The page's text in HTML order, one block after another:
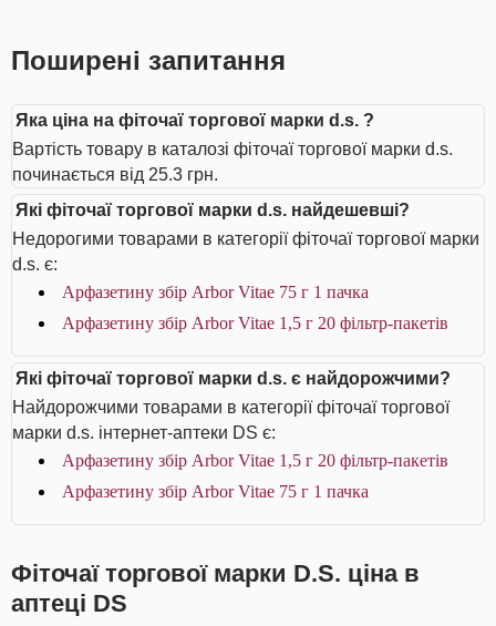
Поширені запитання
Яка ціна на фіточаї торгової марки d.s. ?
Вартість товару в каталозі фіточаї торгової марки d.s.
починається від 25.3 грн.
Які фіточаї торгової марки d.s. найдешевші?
Недорогими товарами в категорії фіточаї торгової марки
d.s. є:
Арфазетину збір Arbor Vitae 75 г 1 пачка
Арфазетину збір Arbor Vitae 1,5 г 20 фільтр-пакетів
Які фіточаї торгової марки d.s. є найдорожчими?
Найдорожчими товарами в категорії фіточаї торгової
марки d.s. інтернет-аптеки DS є:
Арфазетину збір Arbor Vitae 1,5 г 20 фільтр-пакетів
Арфазетину збір Arbor Vitae 75 г 1 пачка
Фіточаї торгової марки D.S. ціна в
аптеці DS